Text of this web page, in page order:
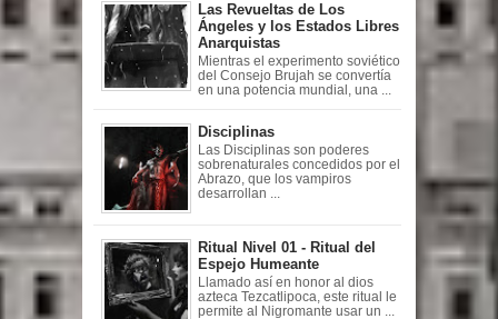
Las Revueltas de Los
Ángeles y los Estados Libres
Anarquistas
Mientras el experimento soviético
del Consejo Brujah se convertía
en una potencia mundial, una ...
Disciplinas
Las Disciplinas son poderes
sobrenaturales concedidos por el
Abrazo, que los vampiros
desarrollan ...
Ritual Nivel 01 - Ritual del
Espejo Humeante
Llamado así en honor al dios
azteca Tezcatlipoca, este ritual le
permite al Nigromante usar un ...